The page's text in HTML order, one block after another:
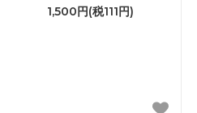
1,500円(税111円)